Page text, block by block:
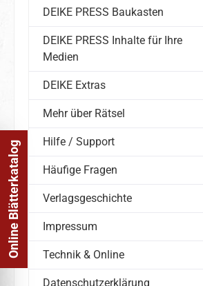
DEIKE PRESS Baukasten
DEIKE PRESS Inhalte für Ihre
Medien
DEIKE Extras
Mehr über Rätsel
Hilfe / Support
Häufige Fragen
Verlagsgeschichte
Impressum
Technik & Online
Datenschutzerklärung
Online Blätterkatalog